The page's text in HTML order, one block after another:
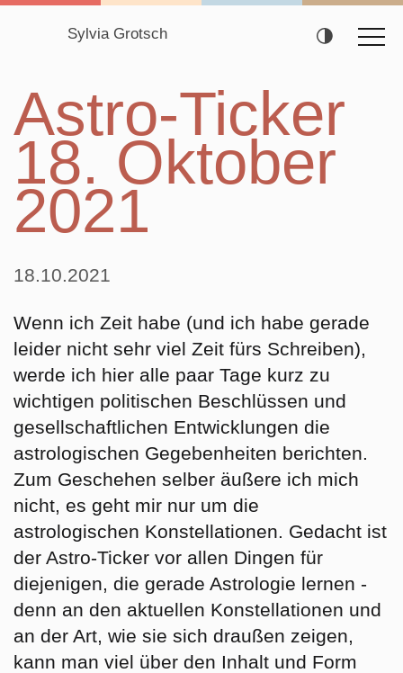
Sylvia Grotsch
Navigation
überspringen
Astro-Ticker
18. Oktober
2021
18.10.2021
Wenn ich Zeit habe (und ich habe gerade
leider nicht sehr viel Zeit fürs Schreiben),
werde ich hier alle paar Tage kurz zu
wichtigen politischen Beschlüssen und
gesellschaftlichen Entwicklungen die
astrologischen Gegebenheiten berichten.
Zum Geschehen selber äußere ich mich
nicht, es geht mir nur um die
astrologischen Konstellationen. Gedacht ist
der Astro-Ticker vor allen Dingen für
diejenigen, die gerade Astrologie lernen -
denn an den aktuellen Konstellationen und
an der Art, wie sie sich draußen zeigen,
kann man viel über den Inhalt und Form